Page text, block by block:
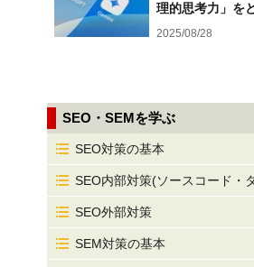
理的思考力」を
2025/08/28
SEO・SEMを学ぶ
SEO対策の基本
SEO内部対策(ソースコード・
SEO外部対策
SEM対策の基本